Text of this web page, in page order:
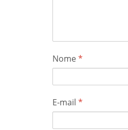
Nome*
E-mail *